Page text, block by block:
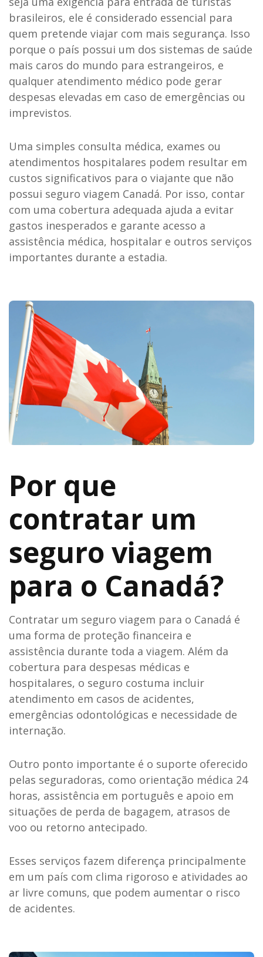
brasileiros, ele é considerado essencial para
quem pretende viajar com mais segurança. Isso
porque o país possui um dos sistemas de saúde
mais caros do mundo para estrangeiros, e
qualquer atendimento médico pode gerar
despesas elevadas em caso de emergências ou
imprevistos.
Uma simples consulta médica, exames ou
atendimentos hospitalares podem resultar em
custos significativos para o viajante que não
possui seguro viagem Canadá. Por isso, contar
com uma cobertura adequada ajuda a evitar
gastos inesperados e garante acesso a
assistência médica, hospitalar e outros serviços
importantes durante a estadia.
Por que
contratar um
seguro viagem
para o Canadá?
Contratar um seguro viagem para o Canadá é
uma forma de proteção financeira e
assistência durante toda a viagem. Além da
cobertura para despesas médicas e
hospitalares, o seguro costuma incluir
atendimento em casos de acidentes,
emergências odontológicas e necessidade de
internação.
Outro ponto importante é o suporte oferecido
pelas seguradoras, como orientação médica 24
horas, assistência em português e apoio em
situações de perda de bagagem, atrasos de
voo ou retorno antecipado.
Esses serviços fazem diferença principalmente
em um país com clima rigoroso e atividades ao
ar livre comuns, que podem aumentar o risco
de acidentes.